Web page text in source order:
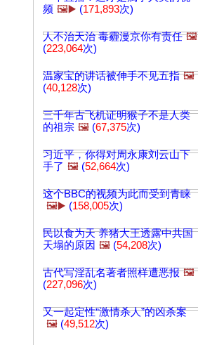
频 🖼️▶️ (171,893次)
人不治天治 毒霾漫京你有责任 🖼️
(223,064次)
温家宝的讲话被伸手不见五指 🖼️
(40,128次)
三千年古飞机证明猴子不是人类
的祖宗 🖼️ (67,375次)
习近平，你得对周永康刘云山下
手了 🖼️ (52,664次)
这个BBC的视频为此而受到青睐
🖼️▶️ (158,005次)
民以食为天 养猪大王透露中共国
天塌的原因 🖼️ (54,208次)
古代写淫乱名著者照样遭恶报 🖼️
(227,096次)
又一起定性“激情杀人”的凶杀案
🖼️ (49,512次)